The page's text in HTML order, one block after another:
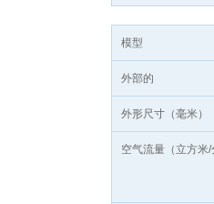
模型
外部的
外形尺寸（毫米）
空气流量（立方米/